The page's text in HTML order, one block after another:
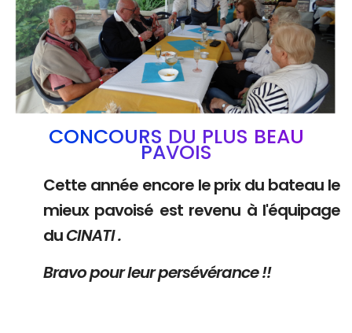
CONCOURS DU PLUS BEAU
PAVOIS
Cette année encore le prix du bateau le
mieux pavoisé est revenu à l'équipage
duCINATI .
Bravo pour leur persévérance !!